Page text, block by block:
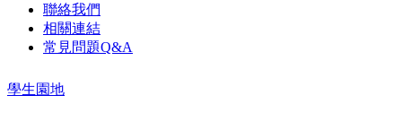
聯絡我們
相關連結
常見問題Q&A
學生園地